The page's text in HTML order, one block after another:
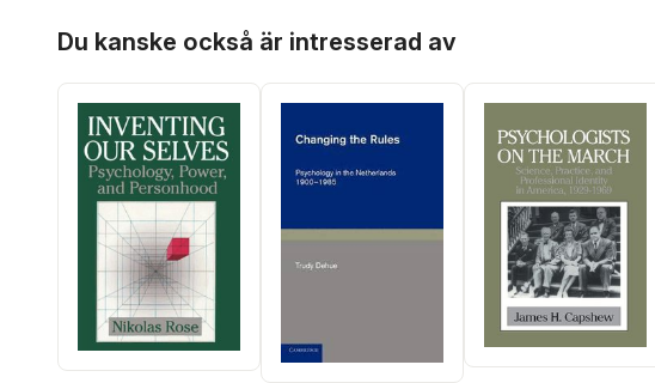
Du kanske också är intresserad av